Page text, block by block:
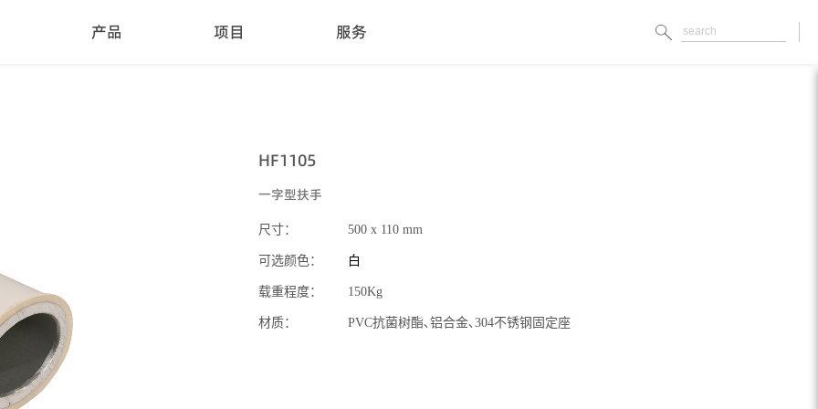
产品 项目 服务
HF1105
一字型扶手
尺寸： 500 x 110 mm
可选颜色： 白
载重程度： 150Kg
材质： PVC抗菌树酯､铝合金､304不锈钢固定座